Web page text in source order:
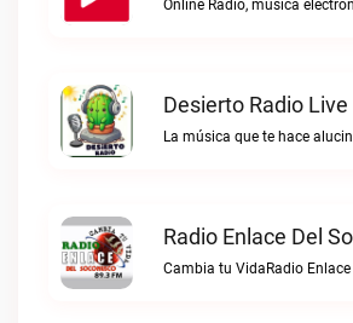
Desierto Radio Live
Radio Enlace Del
Cambia tu VidaRadio